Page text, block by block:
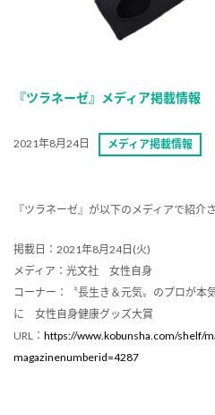
『ツラネーゼ』メディア掲載情報
2021年8月24日 メディア掲載情報
『ツラネーゼ』が以下のメディアで紹介
掲載日：2021年8月24日(火)
メディア：光文社 女性自身
コーナー：〝長生き＆元気〟のプロが
に 女性自身健康グッズ大賞
URL： https://www.kobunsha.com/shelf/
magazinenumberid=4287